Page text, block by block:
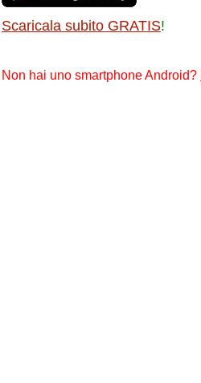
Scaricala subito GRATIS!
Non hai uno smartphone Android?